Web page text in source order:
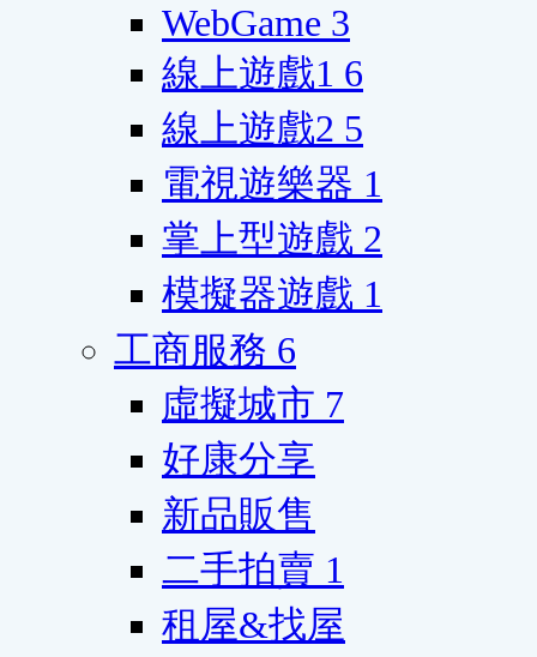
WebGame 3
線上遊戲1 6
線上遊戲2 5
電視遊樂器 1
掌上型遊戲 2
模擬器遊戲 1
工商服務 6
虛擬城市 7
好康分享
新品販售
二手拍賣 1
租屋&找屋